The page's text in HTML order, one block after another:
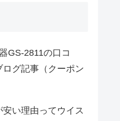
GS-2811の口コ
ログ記事（クーポン
安い理由ってウイス